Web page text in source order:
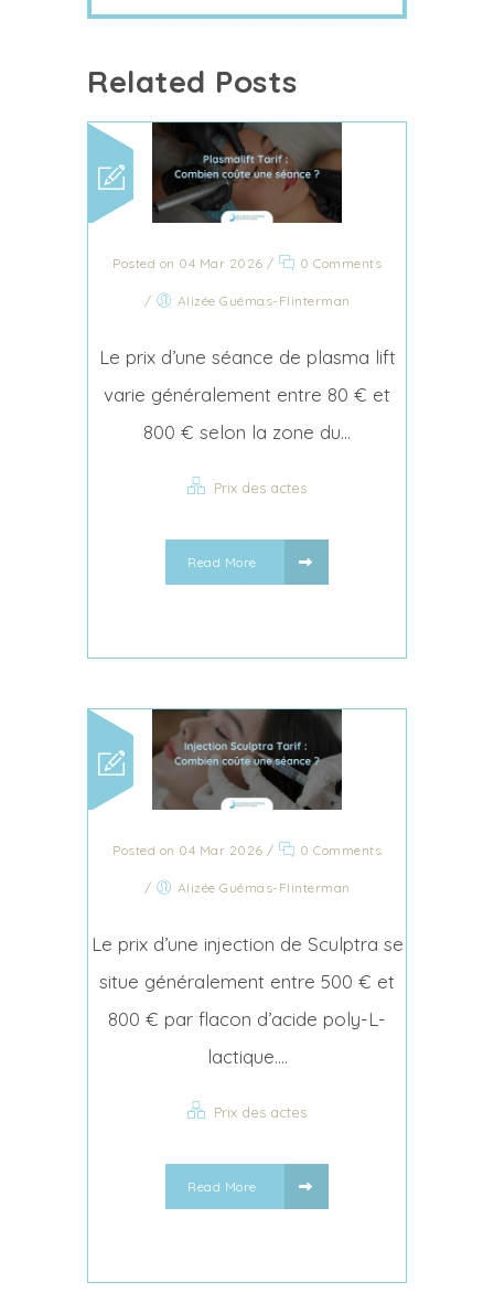
Related Posts
Posted on 04 Mar 2026 / 0 Comments
/ Alizée Guémas-Flinterman
Le prix d’une séance de plasma lift
varie généralement entre 80 € et
800 € selon la zone du...
Prix des actes
Read More
Posted on 04 Mar 2026 / 0 Comments
/ Alizée Guémas-Flinterman
Le prix d’une injection de Sculptra se
situe généralement entre 500 € et
800 € par flacon d’acide poly-L-
lactique....
Prix des actes
Read More